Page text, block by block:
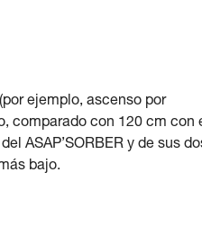
ejemplo, ascenso por
comparado con 120 cm con
ASAP’SORBER y de sus
bajo.